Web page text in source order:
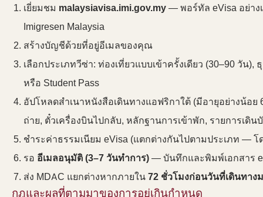
เยี่ยมชม malaysiavisa.imi.gov.my— พอร์ทัล eVisa อย่าง
Imigresen Malaysia
สร้างบัญชีด้วยที่อยู่อีเมลของคุณ
เลือกประเภทวีซ่า: ท่องเที่ยวแบบเข้าครั้งเดียว (30–90 วัน),
หรือ Student Pass
อัปโหลดสำเนาหนังสือเดินทางแอฟริกาใต้ (มีอายุอย่างน้อย
ถ่าย, ตั๋วเครื่องบินไปกลับ, หลักฐานการเข้าพัก, รายการเดิ
ชำระค่าธรรมเนียม eVisa (แตกต่างกันไปตามประเภท —
รอ อีเมลอนุมัติ (3–7 วันทำการ)— บันทึกและพิมพ์เอกสาร
ส่ง MDAC แยกต่างหากภายใน72 ชั่วโมงก่อนวันที่เดินทา
กฎและผลที่ตามมาของการอยู่เกินกำหนด